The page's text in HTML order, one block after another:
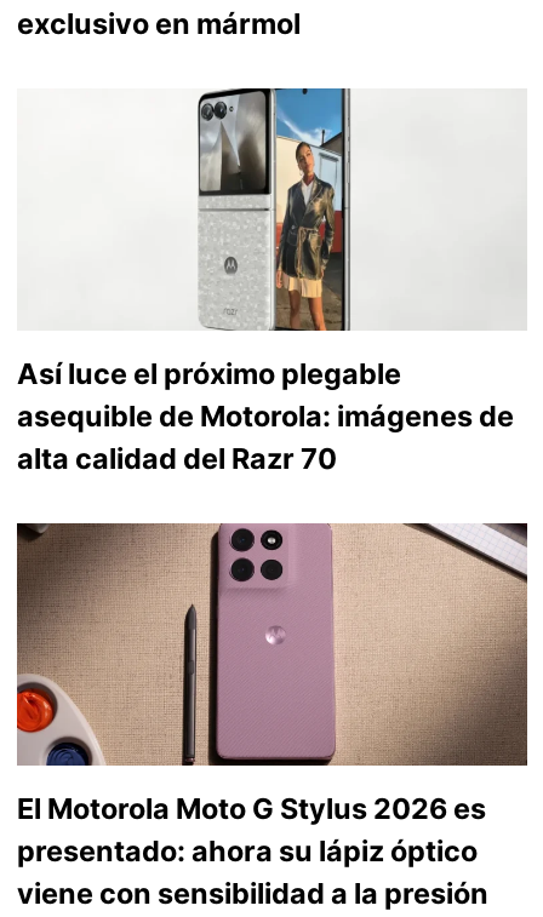
exclusivo en mármol
Así luce el próximo plegable
asequible de Motorola: imágenes de
alta calidad del Razr 70
El Motorola Moto G Stylus 2026 es
presentado: ahora su lápiz óptico
viene con sensibilidad a la presión